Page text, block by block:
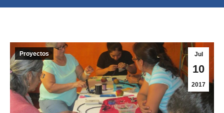
Jul
10
2017
Proyectos